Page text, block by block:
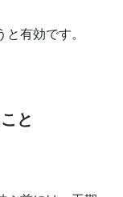
有効です。
と